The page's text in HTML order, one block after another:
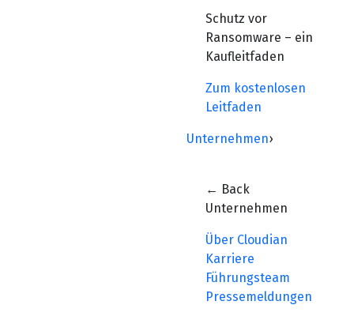
Schutz vor
Ransomware – ein
Kaufleitfaden
Zum kostenlosen
Leitfaden
Unternehmen›
← Back
Unternehmen
Über Cloudian
Karriere
Führungsteam
Pressemeldungen